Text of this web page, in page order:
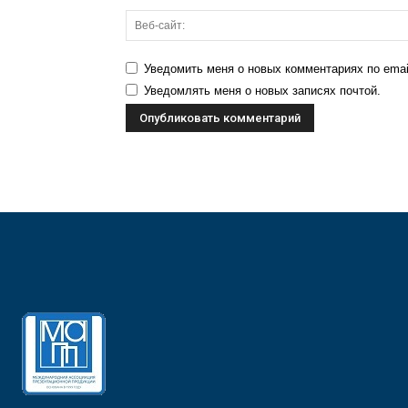
Уведомить меня о новых комментариях по
Уведомлять меня о новых записях почтой.